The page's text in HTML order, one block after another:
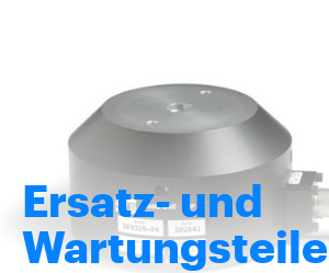
Ersatz- und
Wartungsteile